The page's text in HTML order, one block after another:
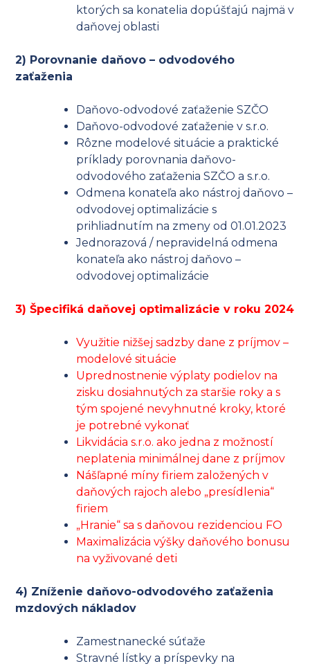
ktorých sa konatelia dopúšťajú najmä v
daňovej oblasti
2) Porovnanie daňovo – odvodového
zaťaženia
Daňovo-odvodové zaťaženie SZČO
Daňovo-odvodové zaťaženie v s.r.o.
Rôzne modelové situácie a praktické
príklady porovnania daňovo-
odvodového zaťaženia SZČO a s.r.o.
Odmena konateľa ako nástroj daňovo –
odvodovej optimalizácie s
prihliadnutím na zmeny od 01.01.2023
Jednorazová / nepravidelná odmena
konateľa ako nástroj daňovo –
odvodovej optimalizácie
3) Špecifiká daňovej optimalizácie v roku 2024
Využitie nižšej sadzby dane z príjmov –
modelové situácie
Uprednostnenie výplaty podielov na
zisku dosiahnutých za staršie roky a s
tým spojené nevyhnutné kroky, ktoré
je potrebné vykonať
Likvidácia s.r.o. ako jedna z možností
neplatenia minimálnej dane z príjmov
Nášľapné míny firiem založených v
daňových rajoch alebo „presídlenia“
firiem
„Hranie“ sa s daňovou rezidenciou FO
Maximalizácia výšky daňového bonusu
na vyživované deti
4) Zníženie daňovo-odvodového zaťaženia
mzdových nákladov
Zamestnanecké súťaže
Stravné lístky a príspevky na